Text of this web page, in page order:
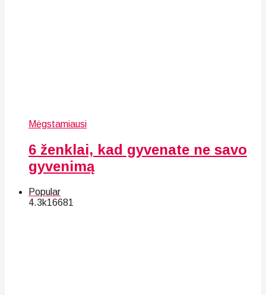
Mėgstamiausi
6 ženklai, kad gyvenate ne savo
gyvenimą
Popular
4.3k16681